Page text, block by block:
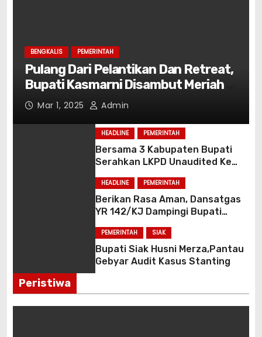
BENGKALIS PEMERINTAH
Pulang Dari Pelantikan Dan Retreat,
Bupati Kasmarni Disambut Meriah di
Bumi Lancang Kuning.
Mar 1, 2025 Admin
HEADLINE PEMERINTAH
Bersama 3 Kabupaten Bupati
Serahkan LKPD Unaudited Ke
HEADLINE PEMERINTAH
Berikan Rasa Aman, Dansatgas
YR 142/KJ Dampingi Bupati
Eselon dan Kepala Kampung
PEMERINTAH SIAK
Bupati Siak Husni Merza,Pantau
Gebyar Audit Kasus Stanting
Peristiwa